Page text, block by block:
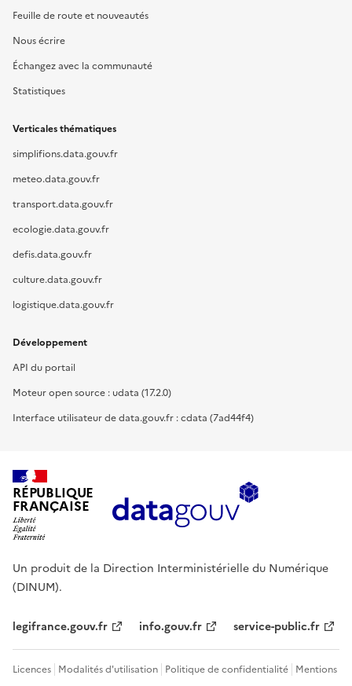
Feuille de route et nouveautés
Nous écrire
Échangez avec la communauté
Statistiques
Verticales thématiques
simplifions.data.gouv.fr
meteo.data.gouv.fr
transport.data.gouv.fr
ecologie.data.gouv.fr
defis.data.gouv.fr
culture.data.gouv.fr
logistique.data.gouv.fr
Développement
API du portail
Moteur open source : udata (17.2.0)
Interface utilisateur de data.gouv.fr : cdata (7ad44f4)
RÉPUBLIQUE
FRANÇAISE
Un produit de la Direction Interministérielle du Numérique
(DINUM).
legifrance.gouv.fr info.gouv.fr service-public.fr
Licences Modalités d'utilisation Politique de confidentialité Mentions